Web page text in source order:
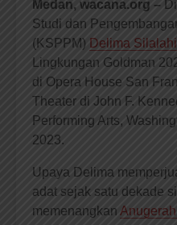
Medan, wacana.org –
Studi dan
(KSPPM) Delima Silalahi
Lingkungan Goldman
di Opera House San
Theater di John F.
Performing Arts,
2023.
Upaya Delima
adat sejak satu dekade
memenangkan